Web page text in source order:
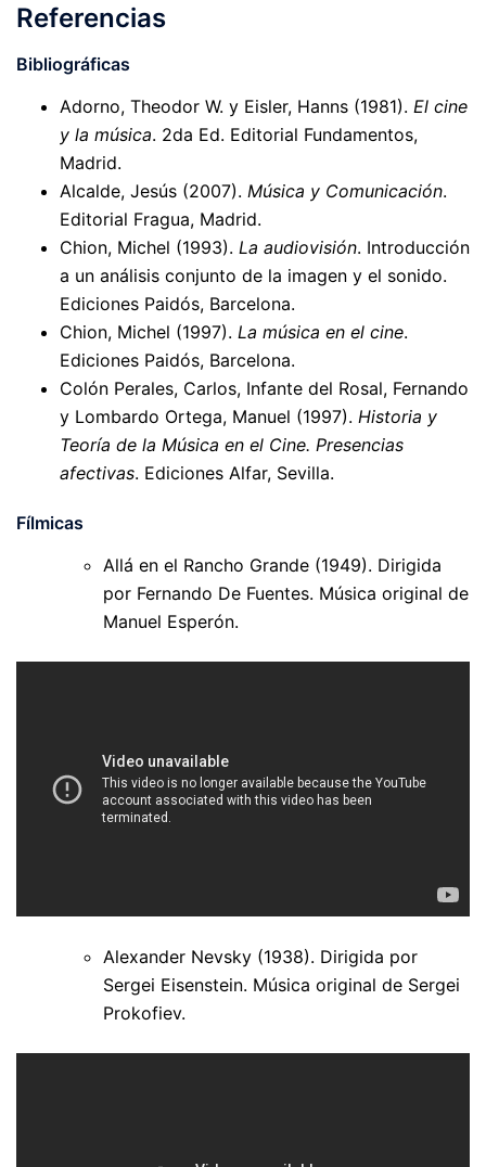
Referencias
Bibliográficas
Adorno, Theodor W. y Eisler, Hanns (1981). El cine
y la música. 2da Ed. Editorial Fundamentos,
Madrid.
Alcalde, Jesús (2007). Música y Comunicación.
Editorial Fragua, Madrid.
Chion, Michel (1993). La audiovisión. Introducción
a un análisis conjunto de la imagen y el sonido.
Ediciones Paidós, Barcelona.
Chion, Michel (1997). La música en el cine.
Ediciones Paidós, Barcelona.
Colón Perales, Carlos, Infante del Rosal, Fernando
y Lombardo Ortega, Manuel (1997). Historia y
Teoría de la Música en el Cine. Presencias
afectivas. Ediciones Alfar, Sevilla.
Fílmicas
Allá en el Rancho Grande (1949). Dirigida
por Fernando De Fuentes. Música original de
Manuel Esperón.
Alexander Nevsky (1938). Dirigida por
Sergei Eisenstein. Música original de Sergei
Prokofiev.